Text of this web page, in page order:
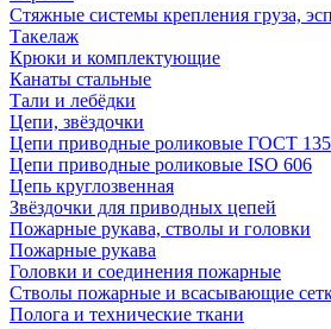
Стяжные системы крепления груза,
Такелаж
Крюки и комплектующие
Канаты стальные
Тали и лебёдки
Цепи, звёздочки
Цепи приводные роликовые ГОСТ
Цепи приводные роликовые ISO 606
Цепь круглозвенная
Звёздочки для приводных цепей
Пожарные рукава, стволы и головки
Пожарные рукава
Головки и соединения пожарные
Стволы пожарные и всасывающие
Полога и технические ткани